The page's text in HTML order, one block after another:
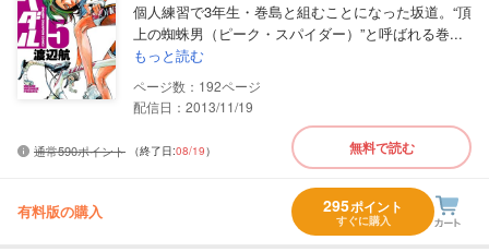
個人練習で3年生・巻島と組むことになった坂道。“頂
上の蜘蛛男（ピーク・スパイダー）”と呼ばれる巻...
もっと読む
192
配信日：2013/11/19
通常590ポイント （終了日:08/19） 無料で読む
有料版の購入 295ポイント
すぐに購入